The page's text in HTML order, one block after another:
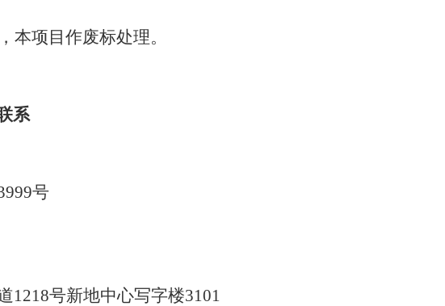
本项目作废标处理。
系
号
号新地中心写字楼3101